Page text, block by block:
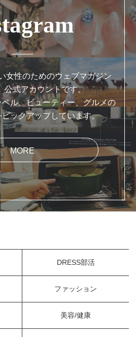
女性のためのウェブマガジン
公式アカウントです。
ル、ビューティー、グルメの
ックアップしています。
MORE
DRESS部活
ファッション
美容/健康